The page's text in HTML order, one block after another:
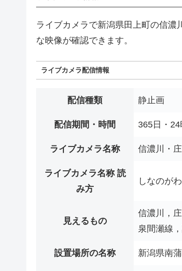
ライブカメラで新潟県田上町の信
な映像が確認できます。
ライブカメラ配信情報
配信種類 静止画
配信期間・時間 365日・24
ライブカメラ名称 信濃川・
ライブカメラ名称 読
み方
しなのが
見えるもの
信濃川，
泉間瀬線
設置場所の名称 新潟県南